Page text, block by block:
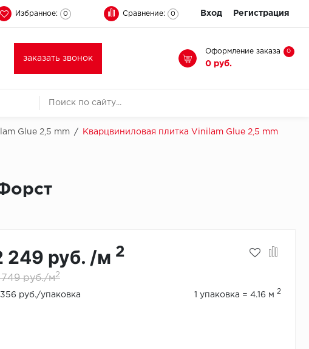
Избранное: 0 Сравнение: 0 Вход Регистрация
заказать звонок
Оформление заказа 0
0 руб.
Glue 2,5 mm /
Кварцвиниловая плитка Vinilam Glue 2,5 mm
249 руб. /м 2
749 руб./м2
руб./упаковка 1 упаковка = 4.16 м 2